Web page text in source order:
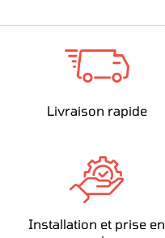
Livraison rapide
Installation et prise en